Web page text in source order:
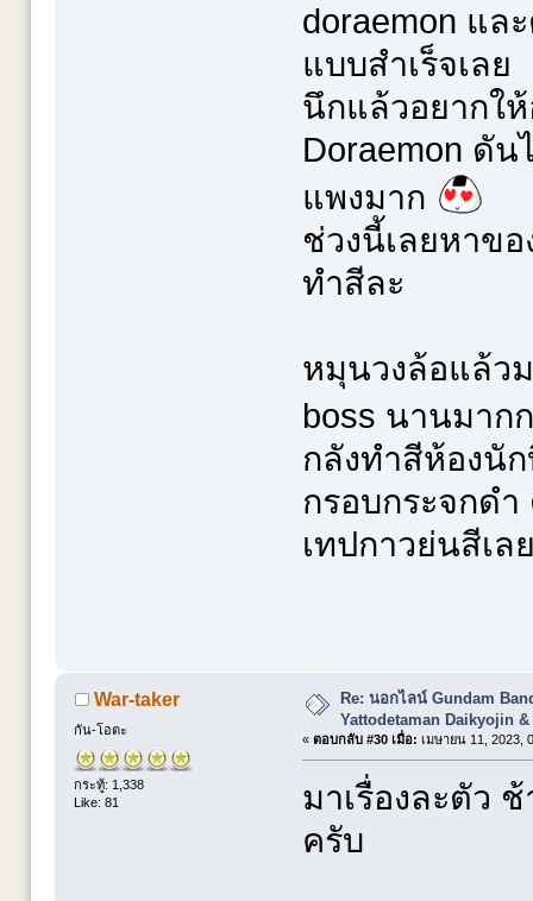
doraemon แล
แบบสำเร็จเลย
นึกแล้วอยากใ
Doraemon ดัน
แพงมาก
ช่วงนี้เลยหาขอ
ทำสีละ
หมุนวงล้อแล้ว
boss นานมาก
กลังทำสีห้องนั
กรอบกระจกด
เทปกาวย่นสีเ
War-taker
กัน-โอตะ
กระทู้: 1,338
Like: 81
Re: นอกไลน์ Gundam
Yattodetaman Daikyojin &
« ตอบกลับ #30 เมื่อ: เมษายน 11, 2023,
มาเรื่องละตัว
ครับ